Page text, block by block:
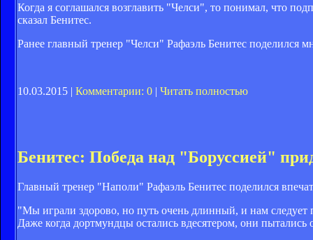
Когда я соглашался возглавить "Челси", то понимал, что
сказал Бенитес.
Ранее главный тренер "Челси" Рафаэль Бенитес поделился
10.03.2015 | Комментарии: 0 | Читать полностью
Бенитес: Победа над "Боруссией"
Главный тренер "Наполи" Рафаэль Бенитес поделился
"Мы играли здорово, но путь очень длинный, и нам следует
Даже когда дортмундцы остались вдесятером, они